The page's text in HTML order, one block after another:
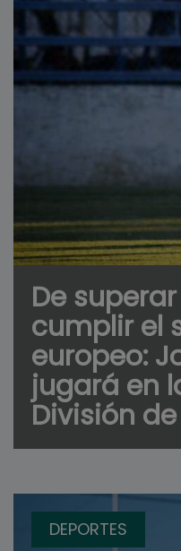
De
cumplir el
europeo:
jugará en
División
DEPORTES